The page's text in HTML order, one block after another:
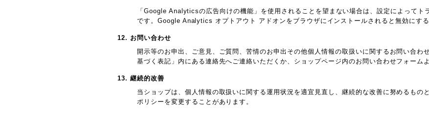
「Google Analyticsの広告向けの機能」を使用されることを望まない場合は、設定によってト
です。Google Analytics オプトアウト アドオンをブラウザにインストールされると無効にする
12. お問い合わせ
開示等のお申出、ご意見、ご質問、苦情のお申出その他個人情報の取扱いに関するお問い合わ
基づく表記」内にある連絡先へご連絡いただくか、ショップページ内のお問い合わせフォーム
13. 継続的改善
当ショップは、個人情報の取扱いに関する運用状況を適宜見直し、継続的な改善に努めるもの
ポリシーを変更することがあります。